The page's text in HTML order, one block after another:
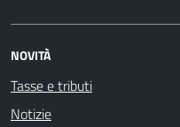
NOVITÀ
Tasse e tributi
Notizie